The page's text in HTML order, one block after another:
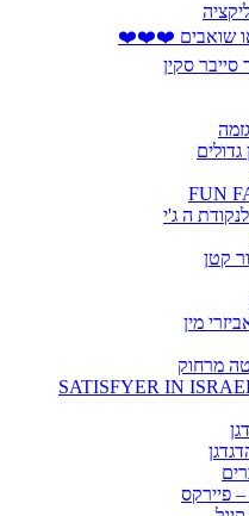
או שואבים ❤️❤️❤️
סייבר סקין
גדולים
קטן
מין
מרחוק
– פיירקס